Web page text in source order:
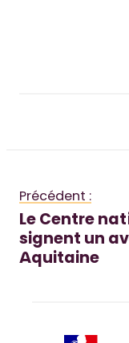
Précédent :
Le Centre
signent un
Aquitaine